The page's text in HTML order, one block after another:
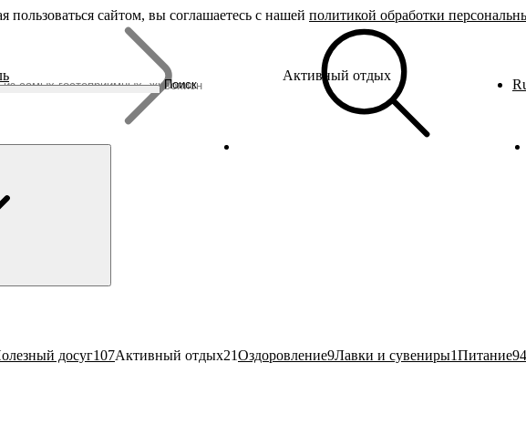
Поиск
Бренды
Родина Снегурочки
Династия Романовых
Ювелирная столица
Гусиная столица
Активный отдых
досуг107Активный отдых21Оздоровление9Лавки и сувениры1Питание94
сайтом, вы соглашаетесь с нашей политикой обработки